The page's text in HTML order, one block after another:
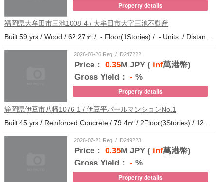
Property details
福岡県大牟田市三池1008-4 / 大牟田市大字三池不動産
2026-06-26 Reg. / ID247222
Price： 0.35M JPY (inf萬港幣)
Gross Yield： - %
Property details
静岡県伊豆市八幡1076-1 / 伊豆平パールマンションNo.1
2026-07-21 Reg. / ID249223
Price： 0.35M JPY (inf萬港幣)
Gross Yield： - %
Property details